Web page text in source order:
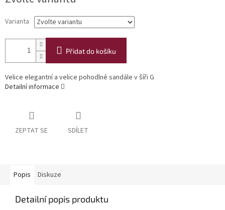
Varianta
Přidat do košíku
Velice elegantní a velice pohodlné sandále v šíři G
Detailní informace
ZEPTAT SE SDÍLET
Popis Diskuze
Detailní popis produktu